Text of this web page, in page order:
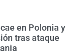
en Polonia y
tras ataque